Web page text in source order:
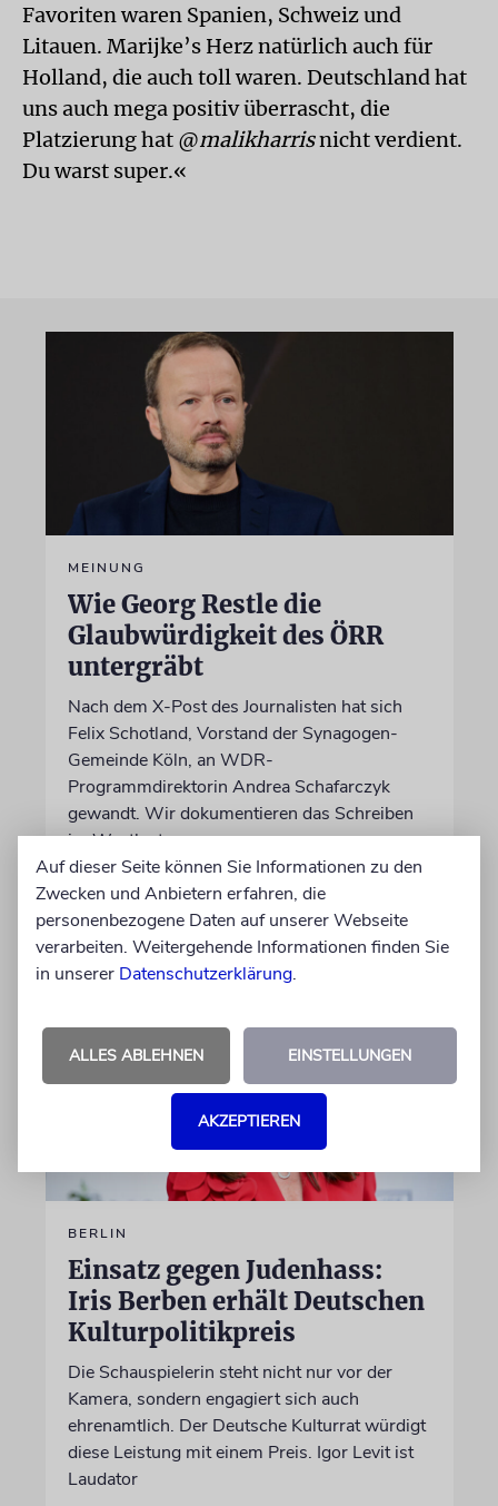
Favoriten waren Spanien, Schweiz und
Litauen. Marijke’s Herz natürlich auch für
Holland, die auch toll waren. Deutschland hat
uns auch mega positiv überrascht, die
Platzierung hat @malikharrisnicht verdient.
Du warst super.«
MEINUNG
Wie Georg Restle die
Glaubwürdigkeit des ÖRR
untergräbt
Nach dem X-Post des Journalisten hat sich
Felix Schotland, Vorstand der Synagogen-
Gemeinde Köln, an WDR-
Programmdirektorin Andrea Schafarczyk
gewandt. Wir dokumentieren das Schreiben
im Wortlaut
von Felix Schotland
07.08.2026
BERLIN
Einsatz gegen Judenhass:
Iris Berben erhält Deutschen
Kulturpolitikpreis
Die Schauspielerin steht nicht nur vor der
Kamera, sondern engagiert sich auch
ehrenamtlich. Der Deutsche Kulturrat würdigt
diese Leistung mit einem Preis. Igor Levit ist
Laudator
Auf dieser Seite können Sie Informationen zu den
Zwecken und Anbietern erfahren, die
personenbezogene Daten auf unserer Webseite
verarbeiten. Weitergehende Informationen finden Sie
in unserer Datenschutzerklärung.
ALLES ABLEHNEN EINSTELLUNGEN
AKZEPTIEREN